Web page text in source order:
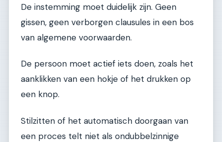
De instemming moet duidelijk zijn. Geen
gissen, geen verborgen clausules in een bos
van algemene voorwaarden.
De persoon moet actief iets doen, zoals het
aanklikken van een hokje of het drukken op
een knop.
Stilzitten of het automatisch doorgaan van
een proces telt niet als ondubbelzinnige